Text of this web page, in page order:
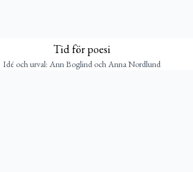
Tid för poesi
Idé och urval: Ann Boglind och Anna Nordlund